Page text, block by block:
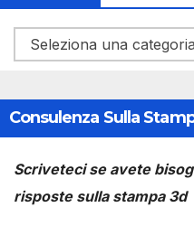
Categorie
Consulenza Sulla
Scriveteci se avete
risposte sulla stampa 3d